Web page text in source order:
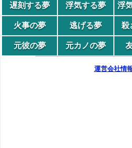
遅刻する夢 浮気する夢 浮
火事の夢 逃げる夢 殺
元彼の夢 元カノの夢
運営会社情